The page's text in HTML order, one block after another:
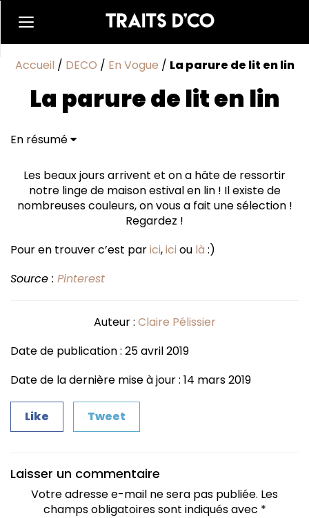
Accueil / DECO / En Vogue / La parure de lit en lin
La parure de lit en lin
En résumé
Les beaux jours arrivent et on a hâte de ressortir
notre linge de maison estival en lin ! Il existe de
nombreuses couleurs, on vous a fait une sélection !
Regardez !
Pour en trouver c’est parici,ici ou là :)
Source : Pinterest
Auteur : Claire Pélissier
Date de publication : 25 avril 2019
Date de la dernière mise à jour : 14 mars 2019
Like Tweet
Laisser un commentaire
Votre adresse e-mail ne sera pas publiée. Les
champs obligatoires sont indiqués avec *